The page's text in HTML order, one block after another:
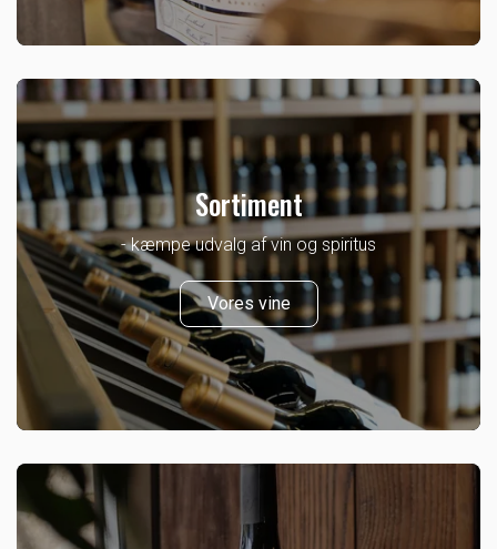
Sortiment
- kæmpe udvalg af vin og spiritus
Vores vine